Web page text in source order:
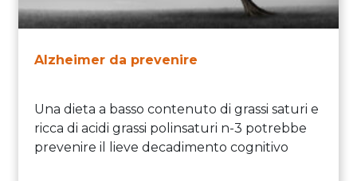
Alzheimer da prevenire
Una dieta a basso contenuto di grassi saturi e
ricca di acidi grassi polinsaturi n-3 potrebbe
prevenire il lieve decadimento cognitivo